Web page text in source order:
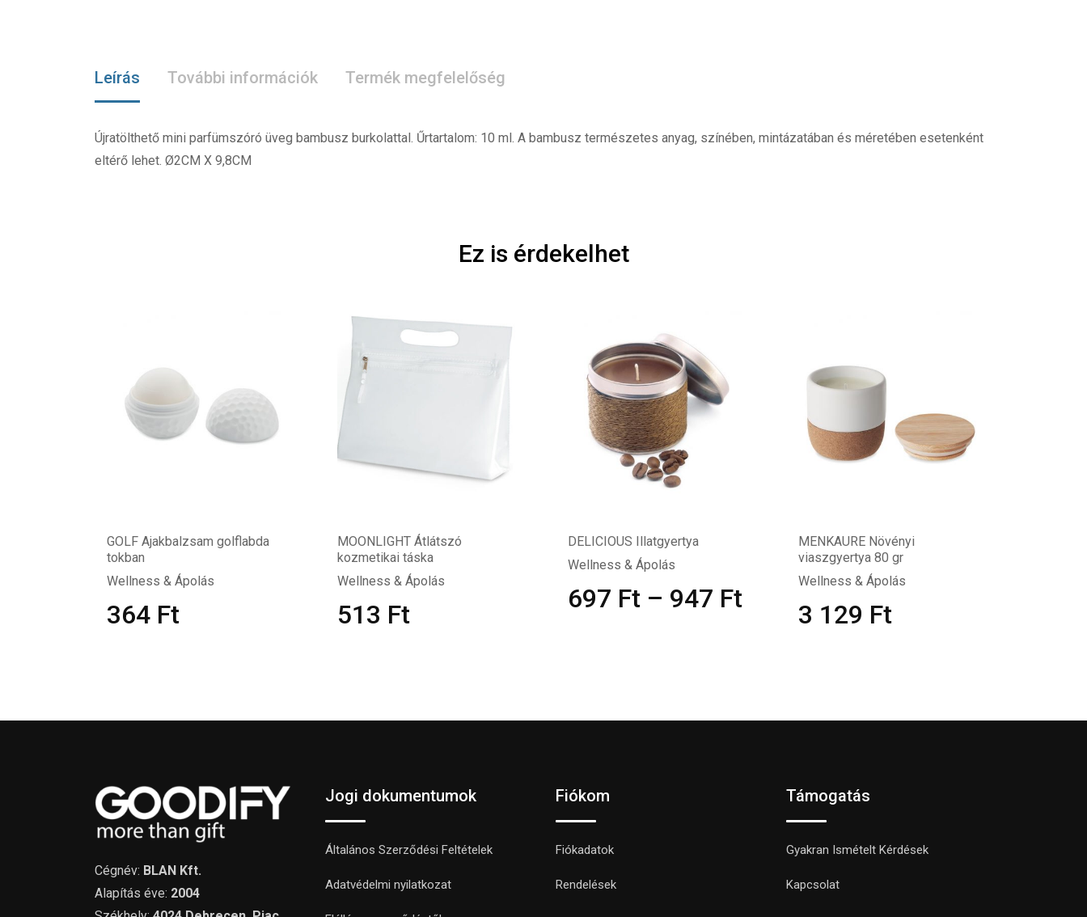
Leírás További információk Termék megfelelőség
Újratölthető mini parfümszóró üveg bambusz burkolattal. Űrtartalom: 10 ml. A bambusz természetes anyag, színében, mintázatában és méretében esetenként
eltérő lehet. Ø2CM X 9,8CM
Ez is érdekelhet
GOLF Ajakbalzsam golflabda
tokban
Wellness & Ápolás
364 Ft
MOONLIGHT Átlátszó
kozmetikai táska
Wellness & Ápolás
513 Ft
DELICIOUS Illatgyertya
Wellness & Ápolás
697 Ft – 947 Ft
MENKAURE Növényi
viaszgyertya 80 gr
Wellness & Ápolás
3 129 Ft
Cégnév: BLAN Kft.
Alapítás éve: 2004
Jogi dokumentumok
Általános Szerződési Feltételek
Adatvédelmi nyilatkozat
Fiókom
Fiókadatok
Rendelések
Támogatás
Gyakran Ismételt Kérdések
Kapcsolat